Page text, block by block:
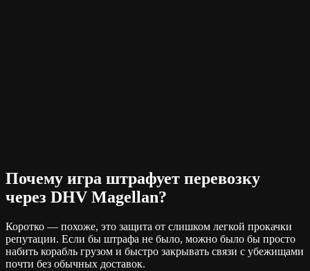
Почему игра штрафует перевозку
через DHV Magellan?
Коротко — похоже, это защита от слишком легкой прокачки
репутации. Если бы штрафа не было, можно было бы просто
набить корабль грузом и быстро закрывать связи с убежищами
почти без обычных доставок.